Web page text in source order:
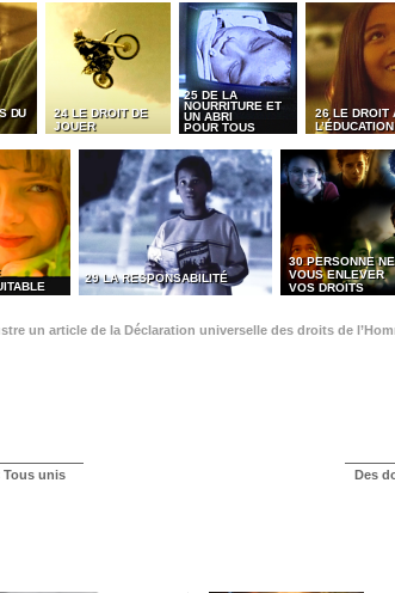
DU
24 LE DROIT DE
JOUER
25 DE LA
NOURRITURE ET
UN ABRI
POUR TOUS
26 LE DROIT
L’ÉDUCATION
29 LA RESPONSABILITÉ
30 PERSONNE
VOUS ENLEVER
VOS DROITS
un article de la Déclaration universelle des droits de
Tous unis
Des